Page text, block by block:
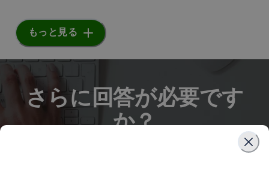
もっと見る
さらに回答が必要です
か？